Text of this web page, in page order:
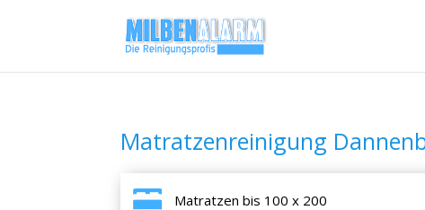
Matratzenreinigung
Matratzen bis 100 x 200